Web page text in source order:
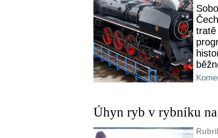
Aktualizováno
tratě
Úhyn ryb v rybníku na